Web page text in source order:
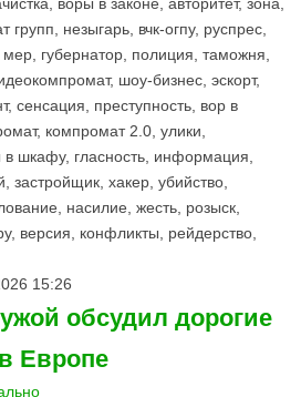
незыгарь, вчк-огпу, руспрес,
губернатор, полиция, таможня,
шоу-бизнес, эскорт,
сенсация, преступность, вор в
компромат 2.0, улики,
в шкафу, гласность, информация,
застройщик, хакер, убийство,
насилие, жесть, розыск,
версия, конфликты, рейдерство,
15:26
обсудил дорогие
Европе